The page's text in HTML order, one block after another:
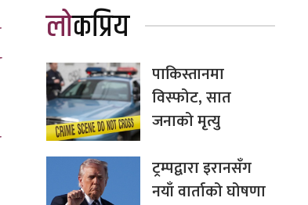
लोकप्रिय
पाकिस्तानमा
विस्फोट, सात
जनाको मृत्यु
ट्रम्पद्वारा इरानसँग
नयाँ वार्ताको घोषणा